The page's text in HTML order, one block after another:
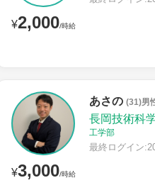
¥2,000/時給
¥3,000/時給
あさの (31)男
長岡技術科
工学部
最終ログイン